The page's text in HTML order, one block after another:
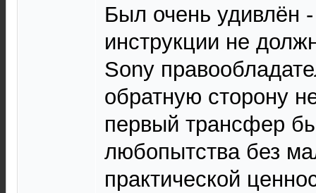
Был очень удивлён
инструкции не
Sony
обратную сторону
первый трансфер
любопытства без
практической